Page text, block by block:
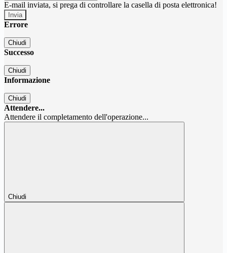
E-mail inviata, si prega di controllare la casella di posta elettronica!
Errore
Chiudi
Successo
Chiudi
Informazione
Chiudi
Attendere...
Attendere il completamento dell'operazione...
Chiudi